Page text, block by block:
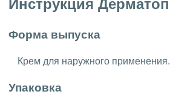
Инструкция Дерматоп
Форма выпуска
Крем для наружного применения.
Упаковка